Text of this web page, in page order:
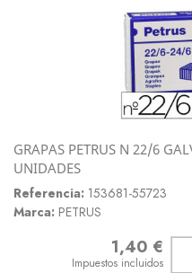
GRAPAS PETRUS N 22/6
UNIDADES
Referencia: 153681-55723
Marca: PETRUS
1,40 €
Impuestos incluidos